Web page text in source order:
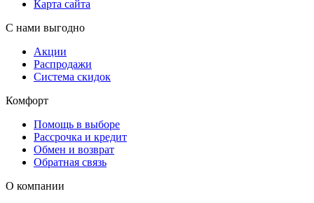
Карта сайта
С нами выгодно
Акции
Распродажи
Система скидок
Комфорт
Помощь в выборе
Рассрочка и кредит
Обмен и возврат
Обратная связь
О компании